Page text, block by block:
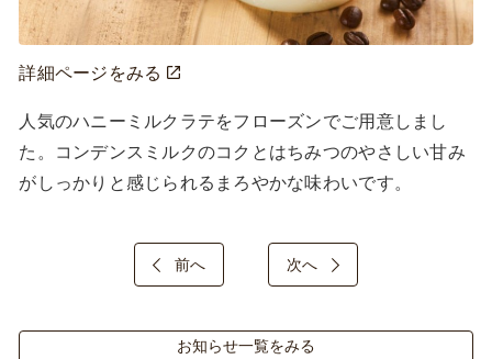
詳細ページをみる
人気のハニーミルクラテをフローズンでご用意しまし
た。コンデンスミルクのコクとはちみつのやさしい甘み
がしっかりと感じられるまろやかな味わいです。
前へ 次へ
お知らせ一覧をみる